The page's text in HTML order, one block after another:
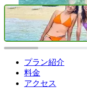
プラン紹介
料金
アクセス